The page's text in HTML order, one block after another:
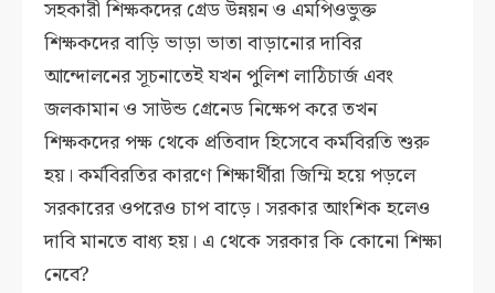
সহকারী শিক্ষকদের গ্রেড উন্নয়ন ও এমপিওভুক্ত
শিক্ষকদের বাড়ি ভাড়া ভাতা বাড়ানোর দাবির
আন্দোলনের সূচনাতেই যখন পুলিশ লাঠিচার্জ এবং
জলকামান ও সাউন্ড গ্রেনেড নিক্ষেপ করে তখন
শিক্ষকদের পক্ষ থেকে প্রতিবাদ হিসেবে কর্মবিরতি শুরু
হয়। কর্মবিরতির কারণে শিক্ষার্থীরা জিম্মি হয়ে পড়লে
সরকারের ওপরেও চাপ বাড়ে। সরকার আংশিক হলেও
দাবি মানতে বাধ্য হয়। এ থেকে সরকার কি কোনো শিক্ষা
নেবে?